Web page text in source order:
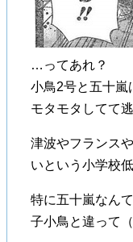
…ってあれ？
小鳥2号と五十嵐
モタモタしてて
津波やフランス
いという小学校
特に五十嵐なん
子小鳥と違って